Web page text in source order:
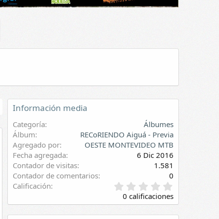
Información media
Categoría
Álbumes
Álbum
RECoRIENDO Aiguá - Previa
Agregado por
OESTE MONTEVIDEO MTB
Fecha agregada
6 Dic 2016
Contador de visitas
1.581
Contador de comentarios
0
Calificación
,
0
0
0 calificaciones